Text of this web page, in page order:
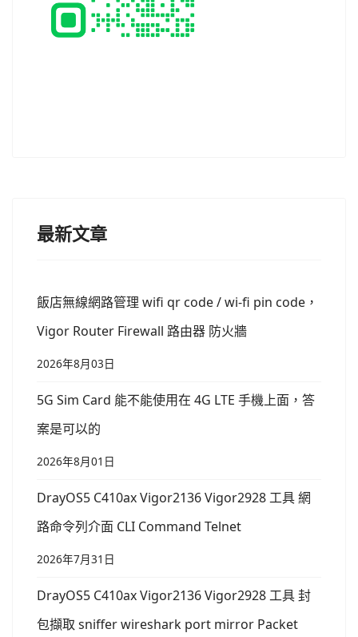
最新文章
飯店無線網路管理 wifi qr code / wi-fi pin code，
Vigor Router Firewall 路由器 防火牆
2026年8月03日
5G Sim Card 能不能使用在 4G LTE 手機上面，答
案是可以的
2026年8月01日
DrayOS5 C410ax Vigor2136 Vigor2928 工具 網
路命令列介面 CLI Command Telnet
2026年7月31日
DrayOS5 C410ax Vigor2136 Vigor2928 工具 封
包擷取 sniffer wireshark port mirror Packet